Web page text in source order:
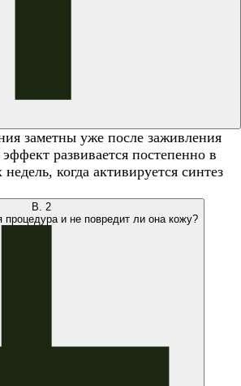
заметны уже после заживления
развивается постепенно в
когда активируется синтез
В. 2
процедура и не повредит ли она кожу?